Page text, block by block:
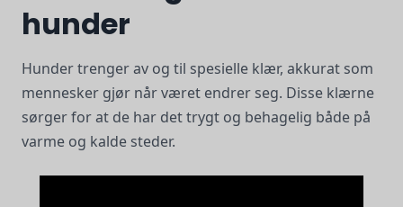
hunder
Hunder trenger av og til spesielle klær, akkurat som
mennesker gjør når været endrer seg. Disse klærne
sørger for at de har det trygt og behagelig både på
varme og kalde steder.